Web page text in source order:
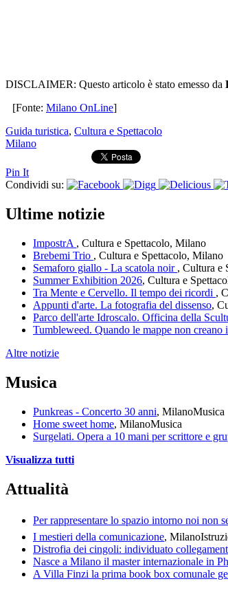
DISCLAIMER: Questo articolo è stato emesso da
[Fonte: Milano OnLine]
Guida turistica, Cultura e Spettacolo
Milano
Pin It
Condividi su:
Ultime notizie
ImpostrA , Cultura e Spettacolo, Milano
Brebemi Trio , Cultura e Spettacolo, Milano
Semaforo giallo - La scatola noir , Cultura e
Summer Exhibition 2026, Cultura e
Tra Mente e Cervello. Il tempo dei ricordi ,
Appunti d'arte. La fotografia del dissenso,
Parco dell'arte Idroscalo. Officina della
Tumbleweed. Quando le mappe non creano
Altre notizie
Musica
Punkreas - Concerto 30 anni, MilanoMusica
Home sweet home, MilanoMusica
Surgelati. Opera a 10 mani per scrittore e
Visualizza tutti
Attualità
Per rappresentare lo spazio intorno noi non
I mestieri della comunicazione, Milano
Distrofia dei cingoli: individuato
Nasce a Milano il master internazionale in
A Villa Finzi la prima book box comunale